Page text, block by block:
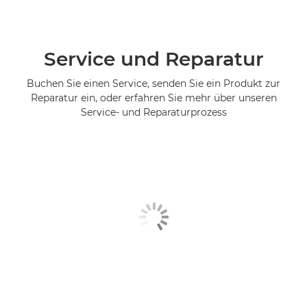
Service und Reparatur
Buchen Sie einen Service, senden Sie ein Produkt zur
Reparatur ein, oder erfahren Sie mehr über unseren
Service- und Reparaturprozess